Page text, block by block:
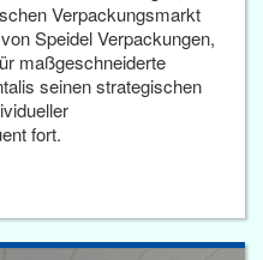
Verpackungsmarkt
Speidel Verpackungen,
maßgeschneiderte
seinen strategischen
fort.